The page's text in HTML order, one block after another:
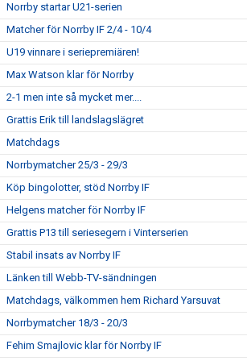
Norrby startar U21-serien
Matcher för Norrby IF 2/4 - 10/4
U19 vinnare i seriepremiären!
Max Watson klar för Norrby
2-1 men inte så mycket mer....
Grattis Erik till landslagslägret
Matchdags
Norrbymatcher 25/3 - 29/3
Köp bingolotter, stöd Norrby IF
Helgens matcher för Norrby IF
Grattis P13 till seriesegern i Vinterserien
Stabil insats av Norrby IF
Länken till Webb-TV-sändningen
Matchdags, välkommen hem Richard Yarsuvat
Norrbymatcher 18/3 - 20/3
Fehim Smajlovic klar för Norrby IF